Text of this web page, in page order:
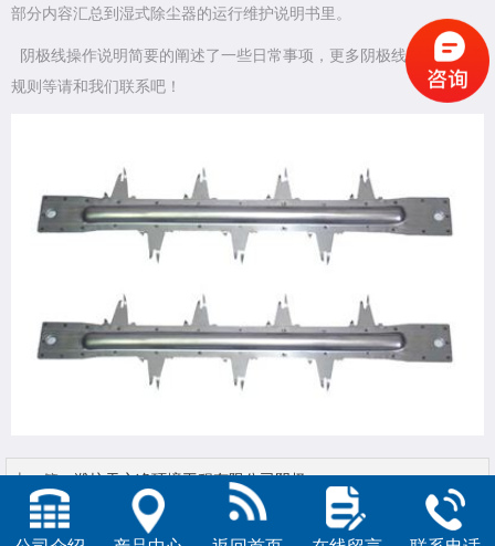
部分内容汇总到湿式除尘器的运行维护说明书里。
阴极线操作说明简要的阐述了一些日常事项，更多阴极线操作说明和
规则等请和我们联系吧！
上一篇：潍坊天之净环境工程有限公司阴极...
下一篇：
潍坊天之净环境电除尘器阴极ＢＳ芒刺...